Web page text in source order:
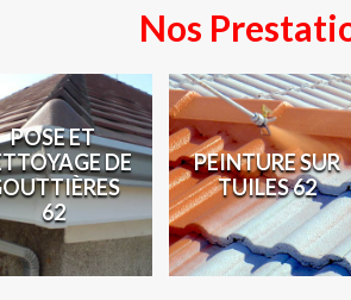
Nos
POSE ET
DE
62
PEINTURE SUR
TUILES 62